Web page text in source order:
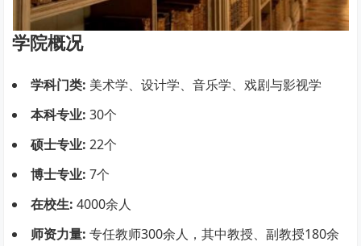
学院概况
学科门类: 美术学、设计学、音乐学、戏剧与影视学
本科专业:30个
硕士专业:22个
博士专业:7个
在校生:4000余人
师资力量:专任教师300余人，其中教授、副教授180余